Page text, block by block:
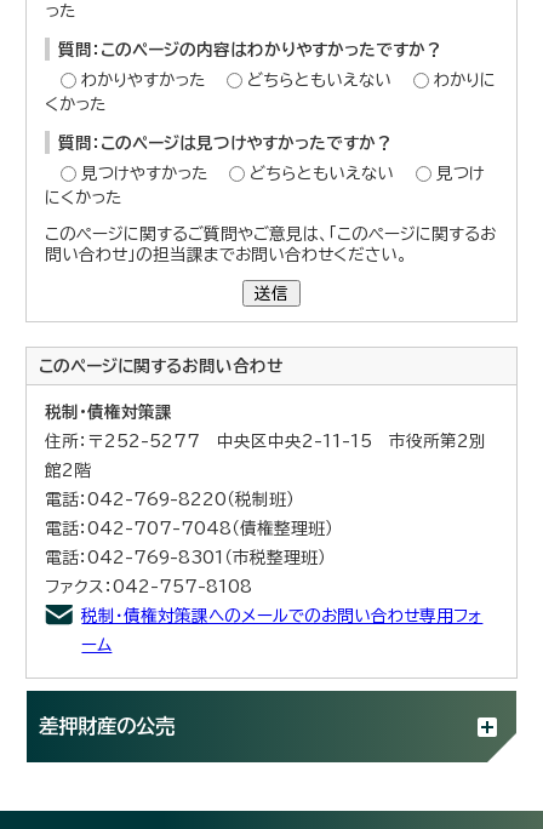
った
質問：このページの内容はわかりやすかったですか？
わかりやすかった
どちらともいえない
わかりに
くかった
質問：このページは見つけやすかったですか？
見つけやすかった
どちらともいえない
見つけ
にくかった
このページに関するご質問やご意見は、「このページに関するお
問い合わせ」の担当課までお問い合わせください。
送信
このページに関するお問い合わせ
税制・債権対策課
住所：〒252-5277 中央区中央2-11-15 市役所第2別
館2階
電話：042-769-8220（税制班）
電話：042-707-7048（債権整理班）
電話：042-769-8301（市税整理班）
ファクス：042-757-8108
税制・債権対策課へのメールでのお問い合わせ専用フォ
ーム
差押財産の公売